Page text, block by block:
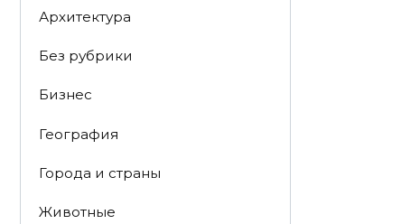
Архитектура
Без рубрики
Бизнес
География
Города и страны
Животные